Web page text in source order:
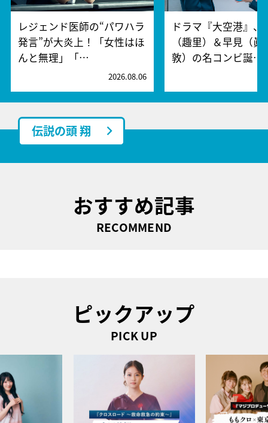
レジェンド医師の“パワハラ
発言”が大炎上！「女性はほ
んと無理」「…
2026.08.06
ドラマ『大空港』、
（趣里）＆早見（眞
敦）の名コンビ誕…
伝説の頭 翔
おすすめ記事
RECOMMEND
ピックアップ
PICK UP